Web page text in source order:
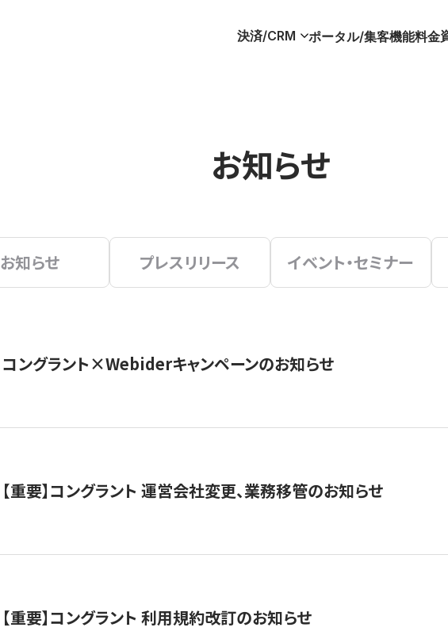
決済/CRM ポータル/集客機能料金
お知らせ
お知らせ プレスリリース イベント・セミナー
コングラント×Webiderキャンペーンのお知らせ
【重要】コングラント 運営会社変更、業務移管のお知らせ
【重要】コングラント 利用規約改訂のお知らせ